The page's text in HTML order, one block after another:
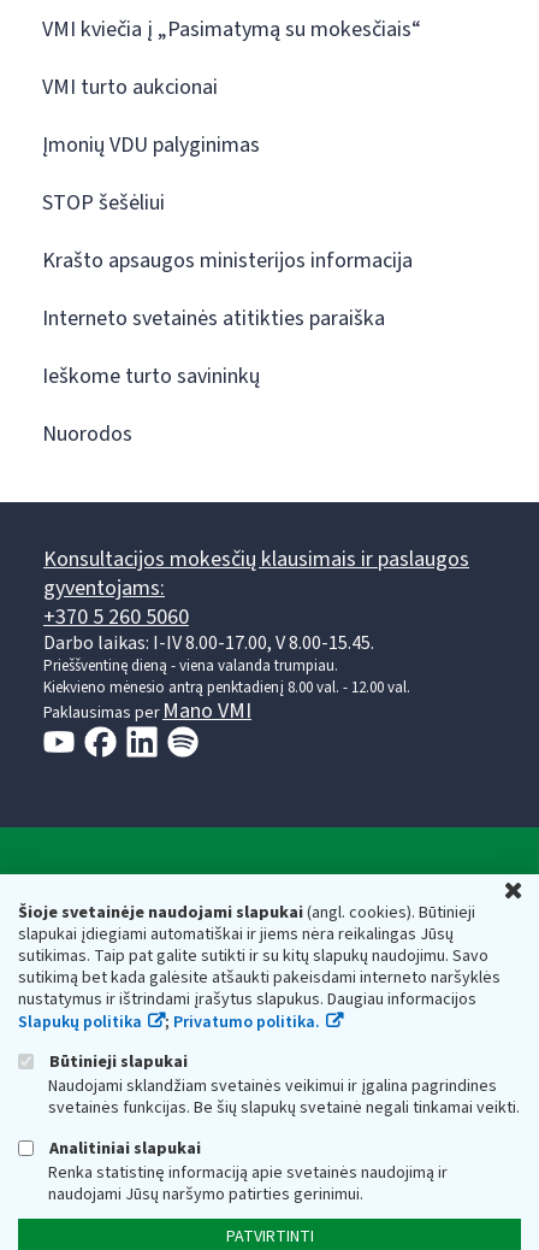
Šioje svetainėje naudojami slapukai(angl. cookies). Būtinieji
slapukai įdiegiami automatiškai ir jiems nėra reikalingas Jūsų
sutikimas. Taip pat galite sutikti ir su kitų slapukų naudojimu. Savo
sutikimą bet kada galėsite atšaukti pakeisdami interneto naršyklės
nustatymus ir ištrindami įrašytus slapukus. Daugiau informacijos
Slapukų politika
; Privatumo politika.
Būtinieji slapukai
Naudojami sklandžiam svetainės veikimui ir įgalina pagrindines
svetainės funkcijas. Be šių slapukų svetainė negali tinkamai veikti.
Analitiniai slapukai
Renka statistinę informaciją apie svetainės naudojimą ir
naudojami Jūsų naršymo patirties gerinimui.
PATVIRTINTI
VMI kviečia į „Pasimatymą su mokesčiais“
VMI turto aukcionai
Įmonių VDU palyginimas
STOP šešėliui
Krašto apsaugos ministerijos informacija
Interneto svetainės atitikties paraiška
Ieškome turto savininkų
Nuorodos
Konsultacijos mokesčių klausimais ir paslaugos
gyventojams:
+370 5 260 5060
Darbo laikas: I-IV 8.00-17.00, V 8.00-15.45.
Prieššventinę dieną - viena valanda trumpiau.
Kiekvieno mėnesio antrą penktadienį 8.00 val. - 12.00 val.
Paklausimas perMano VMI
Valstybinė mokesčių inspekcija prie Lietuvos
Respublikos finansų ministerijos
Biudžetinė įstaiga. Juridinio asmens kodas — 188659752,
adresas: Vasario 16-osios g. 14, 01107 Vilnius, Lietuva, el.paštas:
vmi@vmi.lt , E. pristatymo dėžutės adresas 188659752
Duomenys apie Valstybinę mokesčių inspekciją prie Lietuvos
Respublikos finansų ministerijos kaupiami ir saugomi Juridinių